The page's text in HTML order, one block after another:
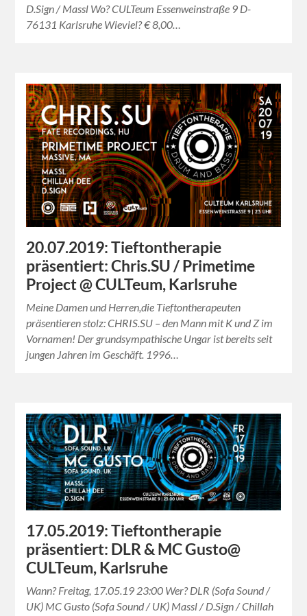
D.Sign / Massl Wo? CULTeum Essenweinstraße 9 D-
76131 Karlsruhe Wieviel? € 8,00…
20.07.2019: Tieftontherapie
präsentiert: Chris.SU / Primetime
Project @ CULTeum, Karlsruhe
Meine Damen und Herren,die Tieftontherapeuten
präsentieren stolz: CHRIS.SU – den Mann mit K und Z im
Vornamen! Der grundsympathische Ungar ist bereits seit
jungen Jahren im Geschäft. 1996…
17.05.2019: Tieftontherapie
präsentiert: DLR & MC Gusto@
CULTeum, Karlsruhe
Wann? Freitag, 17.05.19 23:00 Wer? DLR (Sofa Sound /
UK) MC Gusto (Sofa Sound / UK) Massl / D.Sign / Chillah